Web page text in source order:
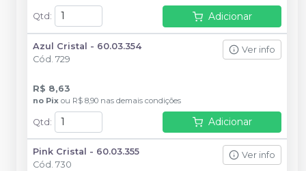
Qtd: Adicionar
Azul Cristal - 60.03.354
Cód. 729
Ver info
R$ 8,63
no Pix ou R$ 8,90 nas demais condições
Qtd: Adicionar
Pink Cristal - 60.03.355
Cód. 730
Ver info